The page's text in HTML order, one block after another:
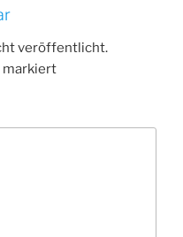
veröffentlicht.
markiert